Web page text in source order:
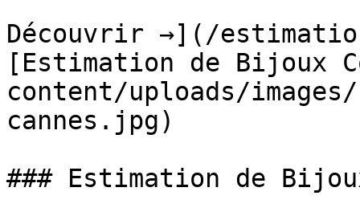
Découvrir →](/
[Estimation de Bijoux
content/uploads/
cannes.jpg)
### Estimation de